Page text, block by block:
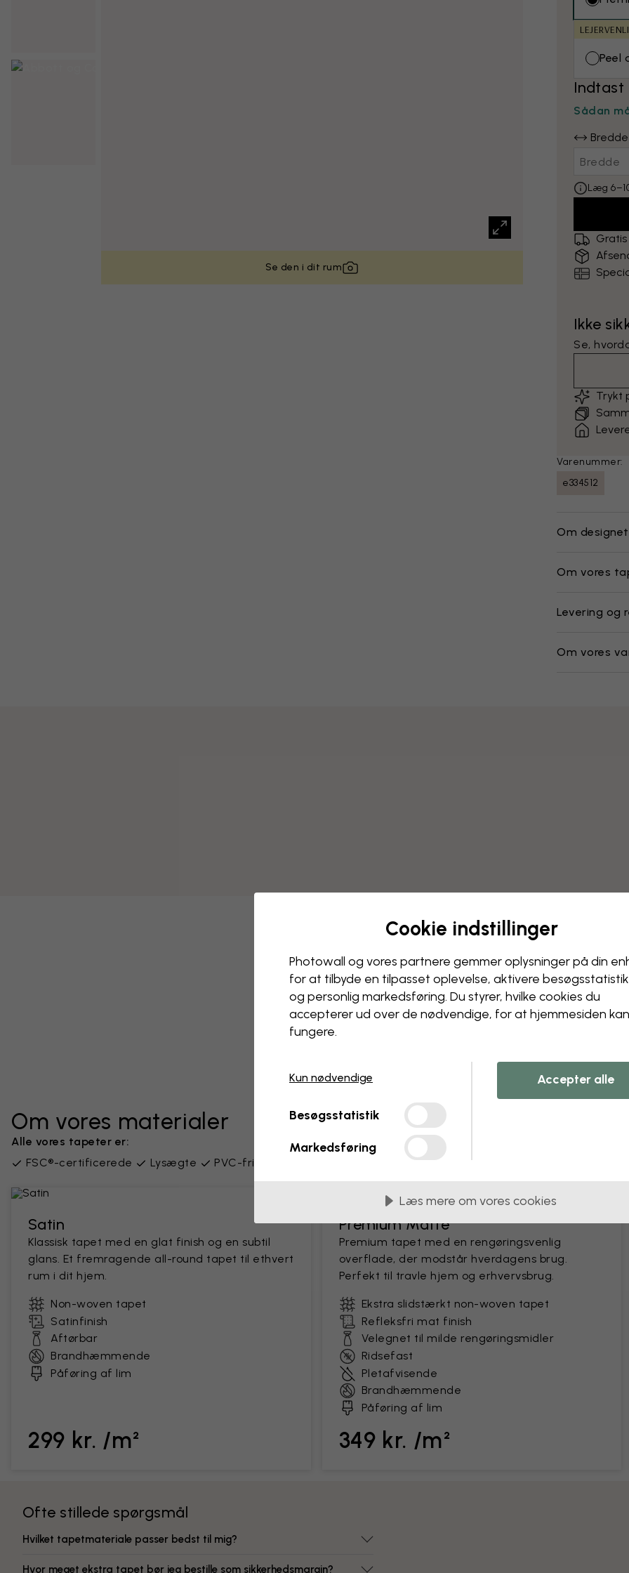
Se den i dit rum
Peel
Indtast
Sådan
Bredde
Læg
Ikke
Se,
Trykt
Varenummer:
e334512
Om designet
Om vores
Levering og
Om vores
Ændr dit tapet
Få et unikt look – vores
Ændr størrelse eller farver
Tilføj eller fjern et objekt
Gør en detalje personlig
Anmod om ændringer
Om vores materialer
Alle vores tapeter er:
FSC®-certificerede
Lysægte PVC-fri Leveres i baner på 45 cm
Satin
Klassisk tapet med en glat finish og en subtil
glans. Et fremragende all-round tapet til ethvert
rum i dit hjem.
Non-woven tapet
Satinfinish
Aftørbar
Brandhæmmende
Påføring af lim
299 kr. /m²
MEST POPULÆRE
Premium Matte
Premium tapet med en rengøringsvenlig
overflade, der modstår hverdagens brug.
Perfekt til travle hjem og erhvervsbrug.
Ekstra slidstærkt non-woven tapet
Refleksfri mat finish
Velegnet til milde rengøringsmidler
Ridsefast
Pletafvisende
Brandhæmmende
Påføring af lim
349 kr. /m²
Ofte stillede spørgsmål
Hvilket tapetmateriale passer bedst til mig?
Hvor meget ekstra tapet bør jeg bestille som sikkerhedsmargin?
Cookie indstillinger
Photowall og vores partnere gemmer oplysninger på din
for at tilbyde en tilpasset oplevelse, aktivere
og personlig markedsføring. Du styrer, hvilke cookies du
accepterer ud over de nødvendige, for at hjemmesiden kan
fungere.
Kun nødvendige
Besøgsstatistik
Markedsføring
Accepter alle
Læs mere om vores cookies